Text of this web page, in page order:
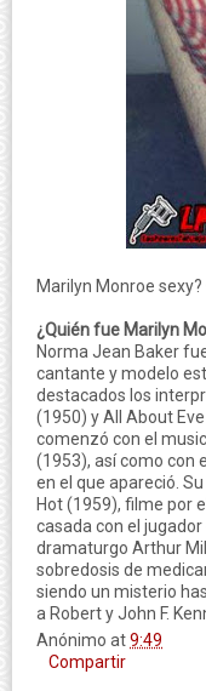
Marilyn Monroe sexy?
¿Quién fue Marilyn
Norma Jean Baker
cantante y modelo
destacados los
(1950) y All About
comenzó con el
(1953), así como con
en el que apareció.
Hot (1959), filme por
casada con el jugador
dramaturgo Arthur
sobredosis de
siendo un misterio
a Robert y John F.
Anónimo at9:49
Compartir